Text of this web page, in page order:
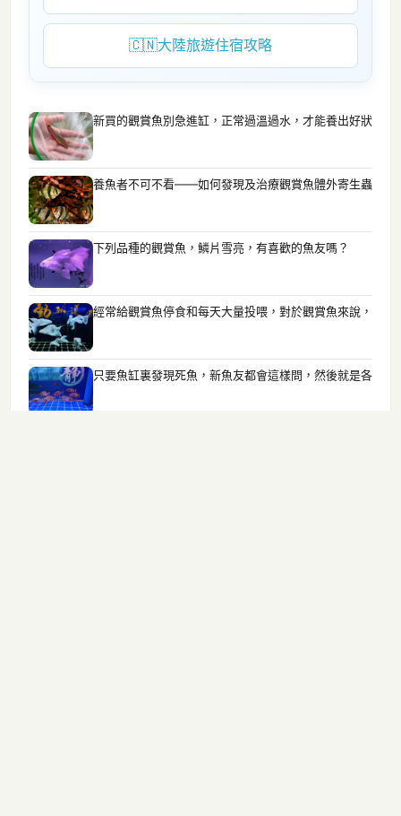
🇨🇳大陸旅遊住宿攻略
新買的觀賞魚別急進缸，正常過溫過水，才能養出好狀
養魚者不可不看——如何發現及治療觀賞魚體外寄生蟲
下列品種的觀賞魚，鱗片雪亮，有喜歡的魚友嗎？
經常給觀賞魚停食和每天大量投喂，對於觀賞魚來說，
只要魚缸裏發現死魚，新魚友都會這樣問，然後就是各